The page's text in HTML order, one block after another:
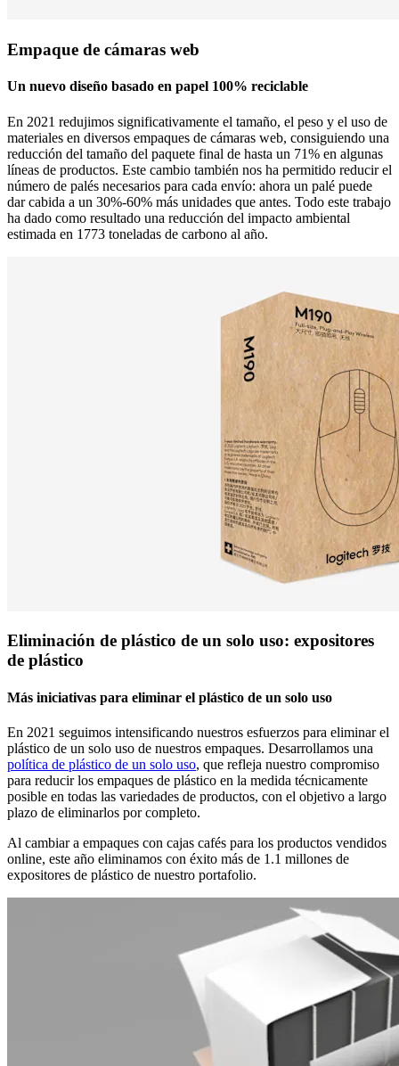
Empaque de cámaras web
Un nuevo diseño basado en papel 100% reciclable
En 2021 redujimos significativamente el tamaño, el peso y el uso de
materiales en diversos empaques de cámaras web, consiguiendo una
reducción del tamaño del paquete final de hasta un 71% en algunas
líneas de productos. Este cambio también nos ha permitido reducir el
número de palés necesarios para cada envío: ahora un palé puede
dar cabida a un 30%-60% más unidades que antes. Todo este trabajo
ha dado como resultado una reducción del impacto ambiental
estimada en 1773 toneladas de carbono al año.
Eliminación de plástico de un solo uso: expositores
de plástico
Más iniciativas para eliminar el plástico de un solo uso
En 2021 seguimos intensificando nuestros esfuerzos para eliminar el
plástico de un solo uso de nuestros empaques. Desarrollamos una
política de plástico de un solo uso, que refleja nuestro compromiso
para reducir los empaques de plástico en la medida técnicamente
posible en todas las variedades de productos, con el objetivo a largo
plazo de eliminarlos por completo.
Al cambiar a empaques con cajas cafés para los productos vendidos
online, este año eliminamos con éxito más de 1.1 millones de
expositores de plástico de nuestro portafolio.